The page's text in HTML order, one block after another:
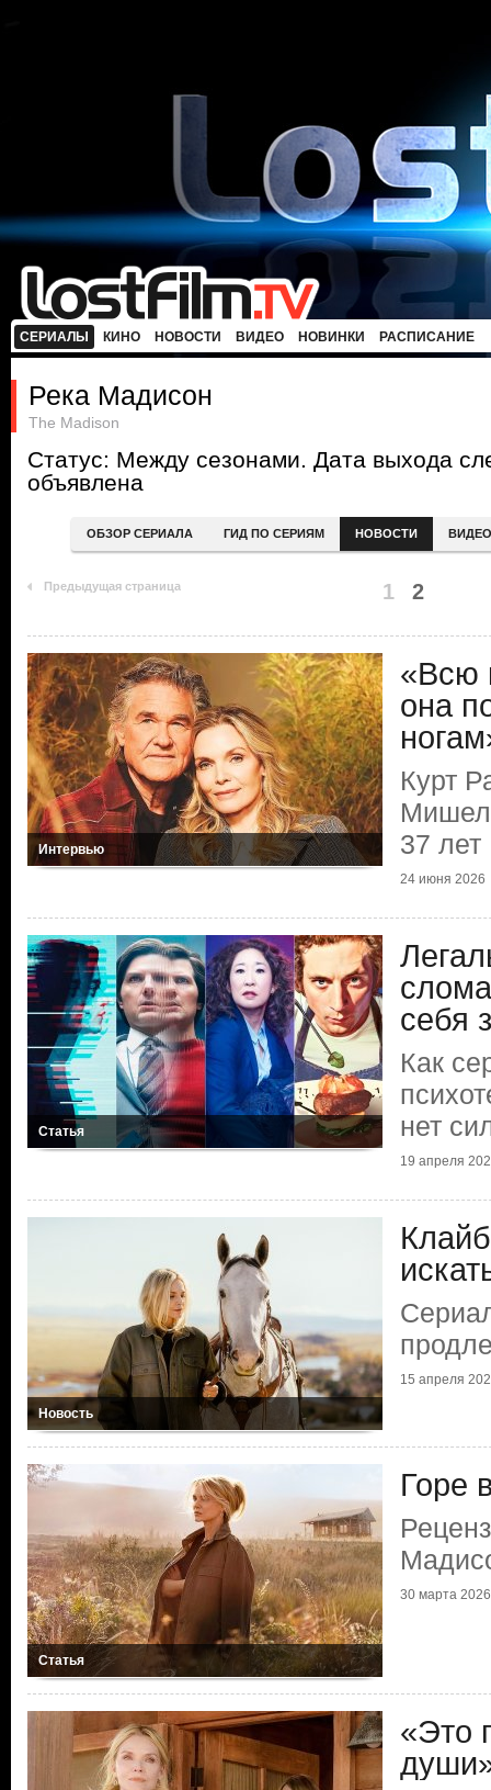
СЕРИАЛЫ КИНО НОВОСТИ ВИДЕО НОВИНКИ РАСПИСАНИЕ
Река Мадисон
The Madison
Статус: Между сезонами. Дата выхода
объявлена
ОБЗОР СЕРИАЛА ГИД ПО СЕРИЯМ НОВОСТИ ВИДЕО
Предыдущая страница 1 2
Интервью
«Всю
она
Курт
37 лет
24 июня 2026
Статья
себя
Как
нет
19 апреля
Новость
15 апреля
Статья
Горе
30 марта 2026
«Это